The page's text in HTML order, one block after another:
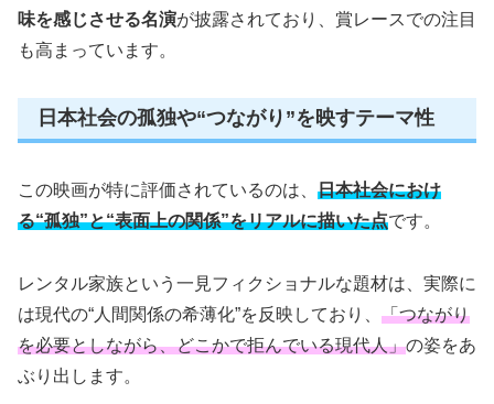
味を感じさせる名演が披露されており、賞レースでの注目
も高まっています。
日本社会の孤独や“つながり”を映すテーマ性
この映画が特に評価されているのは、 日本社会におけ
る“孤独”と“表面上の関係”をリアルに描いた点です。
レンタル家族という一見フィクショナルな題材は、実際に
は現代の“人間関係の希薄化”を反映しており、 「つながり
を必要としながら、どこかで拒んでいる現代人」の姿をあ
ぶり出します。